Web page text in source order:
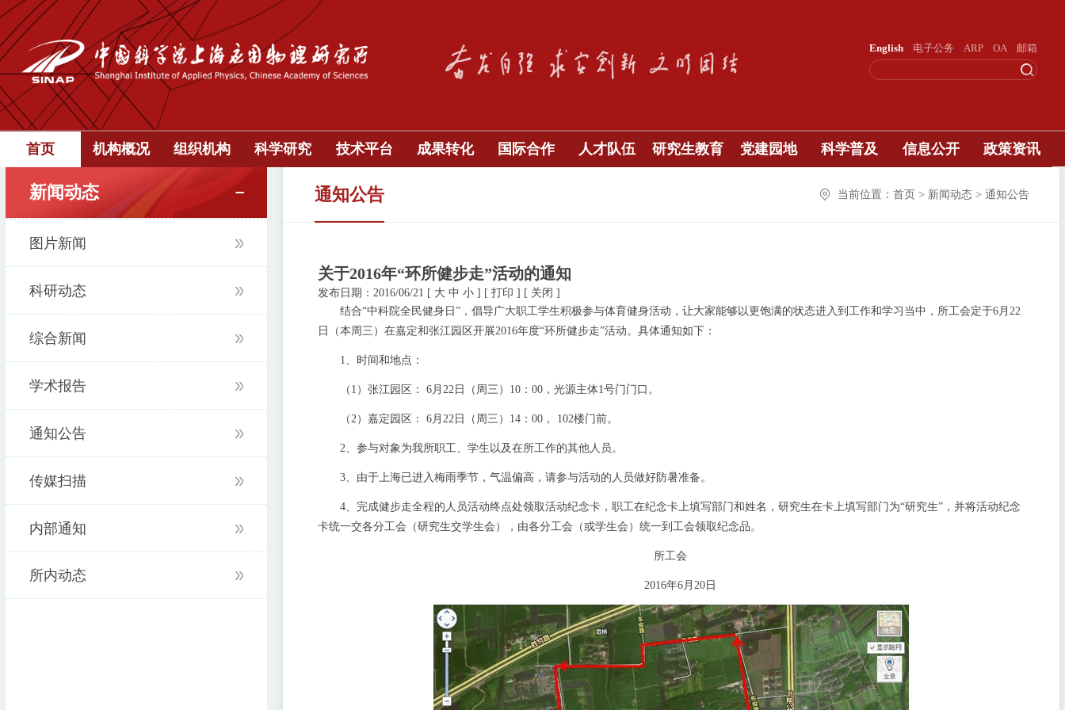
English 电子公务 ARP OA 邮箱
首页 机构概况 组织机构 科学研究 技术平台 成果转化 国际合作 人才队伍 研究生教育 党建园地 科学普及 信息公开 政策资讯
新闻动态
图片新闻
科研动态
综合新闻
学术报告
通知公告
传媒扫描
内部通知
所内动态
通知公告 当前位置：首页 > 新闻动态 > 通知公告
关于2016年“环所健步走”活动的通知
发布日期：2016/06/21 [ 大 中 小 ] [ 打印 ] [ 关闭 ]
结合“中科院全民健身日”，倡导广大职工学生积极参与体育健身活动，让大家能够以更饱满的状态进入到工作和学习当中，所工会定于6月22
日（本周三）在嘉定和张江园区开展2016年度“环所健步走”活动。具体通知如下：
1、时间和地点：
（1）张江园区： 6月22日（周三）10：00，光源主体1号门门口。
（2）嘉定园区： 6月22日（周三）14：00， 102楼门前。
2、参与对象为我所职工、学生以及在所工作的其他人员。
3、由于上海已进入梅雨季节，气温偏高，请参与活动的人员做好防暑准备。
4、完成健步走全程的人员活动终点处领取活动纪念卡，职工在纪念卡上填写部门和姓名，研究生在卡上填写部门为“研究生”，并将活动纪念
卡统一交各分工会（研究生交学生会），由各分工会（或学生会）统一到工会领取纪念品。
所工会
2016年6月20日